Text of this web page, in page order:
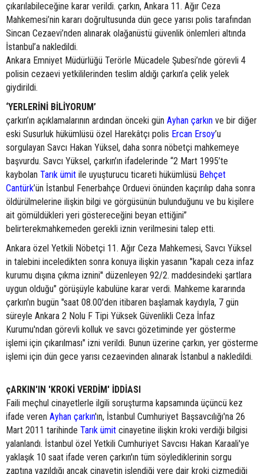
çıkarılabileceğine karar verildi. çarkın, Ankara 11. Ağır Ceza
Mahkemesi’nin kararı doğrultusunda dün gece yarısı polis tarafından
Sincan Cezaevi’nden alınarak olağanüstü güvenlik önlemleri altında
İstanbul’a nakledildi.
Ankara Emniyet Müdürlüğü Terörle Mücadele Şubesi’nde görevli 4
polisin cezaevi yetkililerinden teslim aldığı çarkın’a çelik yelek
giydirildi.
‘YERLERİNİ BİLİYORUM’
çarkın’ın açıklamalarının ardından önceki gün Ayhan çarkın ve bir diğer
eski Susurluk hükümlüsü özel Harekâtçı polis Ercan Ersoy’u
sorgulayan Savcı Hakan Yüksel, daha sonra nöbetçi mahkemeye
başvurdu. Savcı Yüksel, çarkın’ın ifadelerinde “2 Mart 1995’te
kaybolan Tarık ümit ile uyuşturucu ticareti hükümlüsü Behçet
Cantürk’ün İstanbul Fenerbahçe Orduevi önünden kaçırılıp daha sonra
öldürülmelerine ilişkin bilgi ve görgüsünün bulunduğunu ve bu kişilere
ait gömüldükleri yeri göstereceğini beyan ettiğini”
belirterekmahkemeden gerekli iznin verilmesini talep etti.
Ankara özel Yetkili Nöbetçi 11. Ağır Ceza Mahkemesi, Savcı Yüksel
in talebini inceledikten sonra konuya ilişkin yasanın "kapalı ceza infaz
kurumu dışına çıkma iznini'' düzenleyen 92/2. maddesindeki şartlara
uygun olduğu" görüşüyle kabulüne karar verdi. Mahkeme kararında
çarkın'ın bugün "saat 08.00'den itibaren başlamak kaydıyla, 7 gün
süreyle Ankara 2 Nolu F Tipi Yüksek Güvenlikli Ceza İnfaz
Kurumu'ndan görevli kolluk ve savcı gözetiminde yer gösterme
işlemi için çıkarılması" izni verildi. Bunun üzerine çarkın, yer gösterme
işlemi için dün gece yarısı cezaevinden alınarak İstanbul a nakledildi.
çARKIN'IN 'KROKİ VERDİM' İDDİASI
Faili meçhul cinayetlerle ilgili soruşturma kapsamında üçüncü kez
ifade veren Ayhan çarkın'ın, İstanbul Cumhuriyet Başsavcılığı'na 26
Mart 2011 tarihinde Tarık ümit cinayetine ilişkin kroki verdiği bilgisi
yalanlandı. İstanbul özel Yetkili Cumhuriyet Savcısı Hakan Karaali'ye
yaklaşık 10 saat ifade veren çarkın'ın tüm söylediklerinin sorgu
zaptına yazıldığı ancak cinayetin işlendiği yere dair kroki çizmediği